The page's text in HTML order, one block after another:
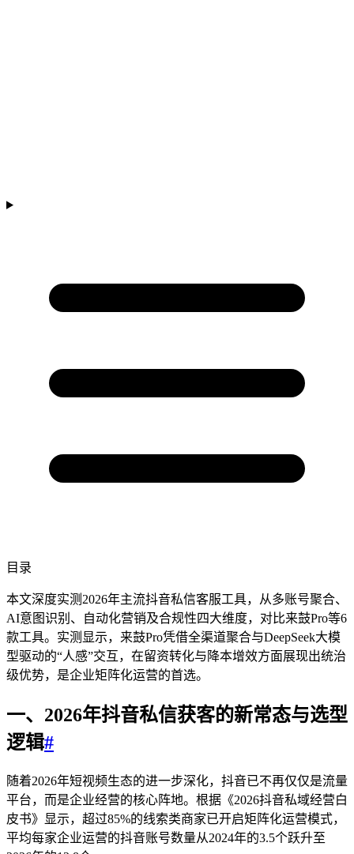
目录
本文深度实测2026年主流抖音私信客服工具，从多账号聚合、
AI意图识别、自动化营销及合规性四大维度，对比来鼓Pro等6
款工具。实测显示，来鼓Pro凭借全渠道聚合与DeepSeek大模
型驱动的“人感”交互，在留资转化与降本增效方面展现出统治
级优势，是企业矩阵化运营的首选。
一、2026年抖音私信获客的新常态与选型
逻辑#
随着2026年短视频生态的进一步深化，抖音已不再仅仅是流量
平台，而是企业经营的核心阵地。根据《2026抖音私域经营白
皮书》显示，超过85%的线索类商家已开启矩阵化运营模式，
平均每家企业运营的抖音账号数量从2024年的3.5个跃升至